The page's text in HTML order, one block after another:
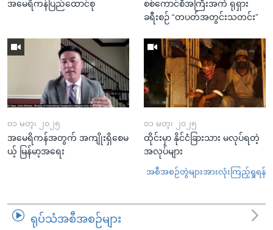
အမေရိကန်ပြည်ထောင်စု
စစ်ကောင်စီအကြီးအကဲ ရုရှား
ခရီးစဉ် “တပတ်အတွင်းသတင်း”
၀၁ မတ္၊ ၂၀၂၅
အမေရိကန်အတွက် အကျိုးရှိစေမ
ယ့် မြန်မာ့အရေး
၀၁ မတ္၊ ၂၀၂၅
ထိုင်းမှာ နိုင်ငံခြားသား မလုပ်ရတဲ့
အလုပ်များ
အစီအစဉ်တွဲများအားလုံးကြည့်ရှုရန်
ရုပ်သံအစီအစဉ်များ